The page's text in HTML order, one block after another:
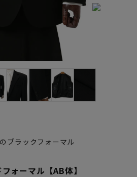
ブラックフォーマル
ォーマル【AB体】